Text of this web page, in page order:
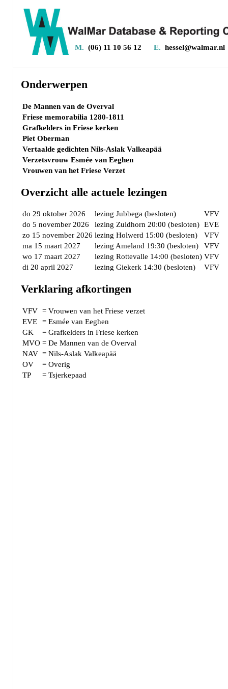
M. (06) 11 10 56 12 E. hessel@walmar.nl
Onderwerpen
De Mannen van de Overval
Friese memorabilia 1280-1811
Grafkelders in Friese kerken
Piet Oberman
Vertaalde gedichten Nils-Aslak Valkeapää
Verzetsvrouw Esmée van Eeghen
Vrouwen van het Friese Verzet
Overzicht alle actuele lezingen
do 29 oktober 2026 lezing Jubbega (besloten)
VFV
do 5 november 2026
lezing Zuidhorn 20:00 (besloten) EVE
zo 15 november 2026 lezing Holwerd 15:00 (besloten)
VFV
ma 15 maart 2027
lezing Ameland 19:30 (besloten)
VFV
wo 17 maart 2027
lezing Rottevalle 14:00 (besloten) VFV
di 20 april 2027
lezing Giekerk 14:30 (besloten) VFV
Verklaring afkortingen
VFV = Vrouwen van het Friese verzet
EVE
= Esmée van Eeghen
GK
= Grafkelders in Friese kerken
MVO = De Mannen van de Overval
NAV = Nils-Aslak Valkeapää
OV
= Overig
TP
= Tsjerkepaad